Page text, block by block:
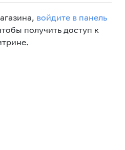
войдите в панель
получить доступ к